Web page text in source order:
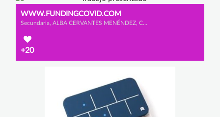
WWW.FUNDINGCOVID.COM
Secundaria, ALBA CERVANTES MENÉNDEZ, CLAUDIA LÓPEZ GONZÁLEZ y YARA GONZÁLEZ DE ANDRES
+20